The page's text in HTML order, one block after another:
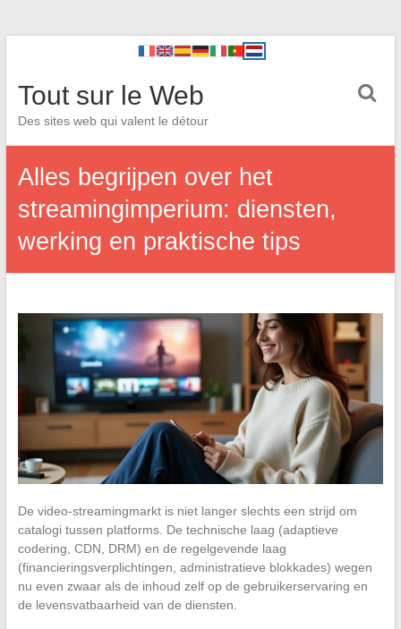
Tout sur le Web
Des sites web qui valent le détour
Alles begrijpen over het
streamingimperium: diensten,
werking en praktische tips
De video-streamingmarkt is niet langer slechts een strijd om
catalogi tussen platforms. De technische laag (adaptieve
codering, CDN, DRM) en de regelgevende laag
(financieringsverplichtingen, administratieve blokkades) wegen
nu even zwaar als de inhoud zelf op de gebruikerservaring en
de levensvatbaarheid van de diensten.